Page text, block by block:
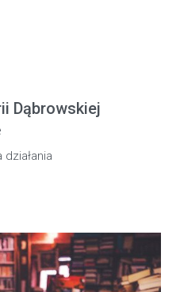
Dąbrowskiej
działania